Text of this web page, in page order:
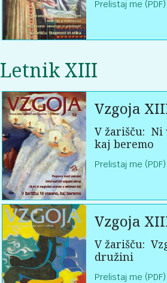
Prelistaj me (PDF)
Letnik XIII
Vzgoja
V žarišču: Ni
kaj beremo
Prelistaj me (PDF)
Vzgoja
V žarišču:
družini
Prelistaj me (PDF)